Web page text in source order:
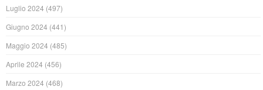
Luglio 2024 (497)
Giugno 2024 (441)
Maggio 2024 (485)
Aprile 2024 (456)
Marzo 2024 (468)